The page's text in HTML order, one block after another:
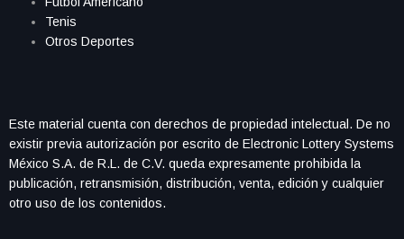
Tenis
Otros Deportes
Este material cuenta con derechos de propiedad intelectual. De no
existir previa autorización por escrito de Electronic Lottery Systems
México S.A. de R.L. de C.V. queda expresamente prohibida la
publicación, retransmisión, distribución, venta, edición y cualquier
otro uso de los contenidos.